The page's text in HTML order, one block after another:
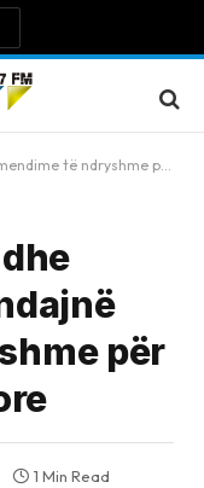
Felicity Huffman dhe William H. Macy ndajnë mendime të ndryshme për vajzën e tyre aktore
për
1 Min Read